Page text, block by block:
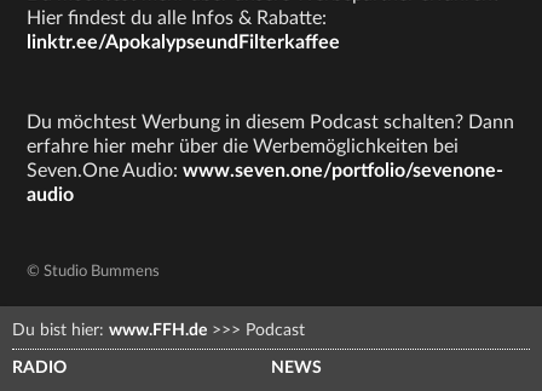
Hier findest du alle Infos & Rabatte:
linktr.ee/ApokalypseundFilterkaffee
Du möchtest Werbung in diesem Podcast schalten? Dann
erfahre hier mehr über die Werbemöglichkeiten bei
Seven.One Audio:www.seven.one/portfolio/sevenone-
audio
© Studio Bummens
Du bist hier: www.FFH.de >>> Podcast
RADIO NEWS